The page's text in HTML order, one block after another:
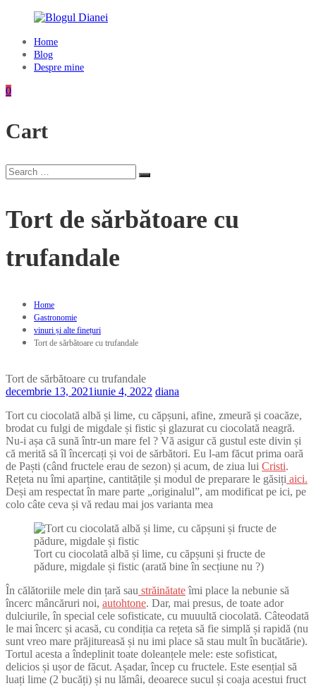
content
Blogul
Dianei
Blognotes
călătorii
și
finețuri
Home
Blog
Despre mine
0
Cart
Search
for:
Search
Tort de sărbătoare cu
trufandale
Home
Gastronomie
vinuri și alte finețuri
Tort de sărbătoare cu trufandale
Tort de sărbătoare cu trufandale
decembrie 13, 2021iunie 4, 2022 diana
Tort cu ciocolată albă și lime, cu căpșuni, afine, zmeură și coacăze,
brodat cu fulgi de migdale și fistic și glazurat cu ciocolată neagră.
Nu-i așa că sună într-un mare fel ? Vă asigur că gustul este divin și
că merită să îl încercați și voi de sărbători. Eu l-am făcut prima oară
de Paști (când fructele erau de sezon) și acum, de ziua lui Cristi.
Rețeta nu îmi aparține, cantitățile și modul de preparare le găsiți aici.
Deși am respectat în mare parte „originalul”, am modificat pe ici, pe
colo câte ceva și vă redau mai jos varianta mea
Tort cu ciocolată albă și lime, cu căpșuni și fructe de
pădure, migdale și fistic (arată bine în secțiune nu ?)
În călătoriile mele din țară sau străinătateîmi place la nebunie să
încerc mâncăruri noi, autohtone. Dar, mai presus, de toate ador
dulciurile, în special cele sofisticate, cu muuultă ciocolată. Câteodată
le mai încerc și acasă, cu condiția ca rețeta să fie simplă și rapidă (nu
sunt vreo mare prăjitureasă și nu imi place să stau mult în bucătărie).
Tortul acesta a îndeplinit toate doleanțele mele: este sofisticat,
delicios și ușor de făcut. Așadar, încep cu fructele. Este esențial să
luați lime (2 bucăți) și nu lămâi, deoarece sucul și coaja acestui fruct